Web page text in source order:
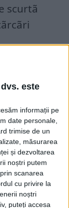
este
informații pe
date personale,
trimise de un
măsurarea
și dezvoltarea
noștri putem
scanarea
cu privire la
noștri
puteți accesa
scurtã
trecãtor cu
zilei.
iar